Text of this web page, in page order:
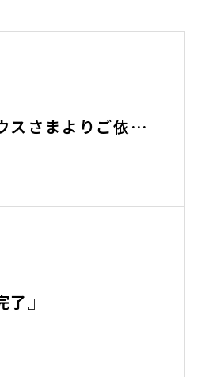
スさまよりご依頼
成致しました。
』